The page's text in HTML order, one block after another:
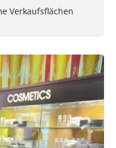
Verkaufsflächen